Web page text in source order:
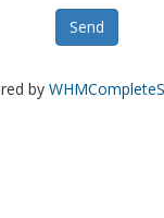
Send
by